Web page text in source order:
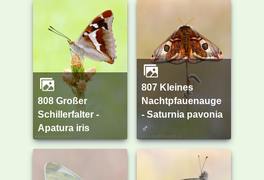
808 Großer
Schillerfalter -
Apatura iris
807 Kleines
Nachtpfauenauge
- Saturnia pavonia
♂